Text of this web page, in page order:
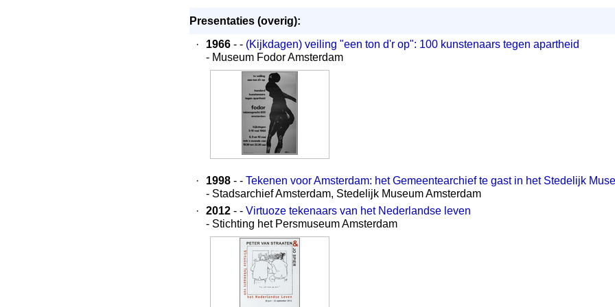
Presentaties (overig):
·
1966 - - (Kijkdagen) veiling "een ton d'r op": 100 kunstenaars tegen apartheid
- Museum Fodor Amsterdam
· 1998 - - Tekenen voor Amsterdam: het Gemeentearchief te gast in het Stedelijk
- Stadsarchief Amsterdam, Stedelijk Museum Amsterdam
·
2012 - - Virtuoze tekenaars van het Nederlandse leven
- Stichting het Persmuseum Amsterdam